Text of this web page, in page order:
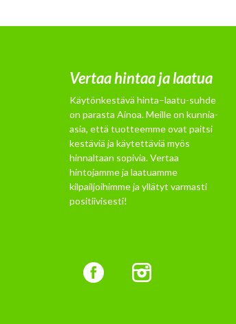
Vertaa hintaa ja laatua
Käytönkestävä hinta–laatu-suhde
on parasta Ainoa. Meille on kunnia-
asia, että tuotteemme ovat paitsi
kestäviä ja käytettäviä myös
hinnaltaan sopivia. Vertaa
hintojamme ja laatuamme
kilpailjoihimme ja yllätyt varmasti
positiivisesti!